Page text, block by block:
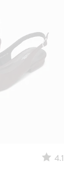
4.1